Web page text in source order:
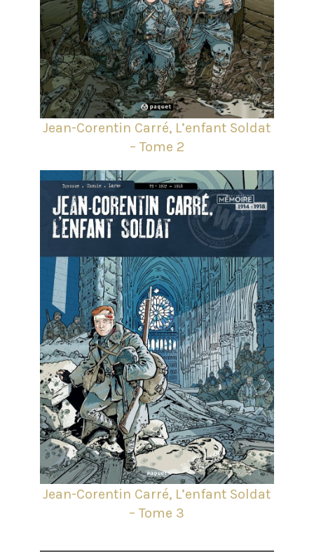
Jean-Corentin Carré, L’enfant Soldat
– Tome 2
Jean-Corentin Carré, L’enfant Soldat
– Tome 3